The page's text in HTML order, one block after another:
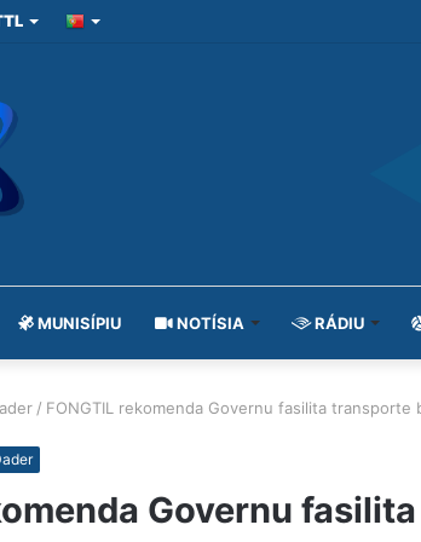
MUNISÍPIU NOTÍSIA RÁDIU
/ FONGTIL rekomenda Governu fasilita transporte
Governu